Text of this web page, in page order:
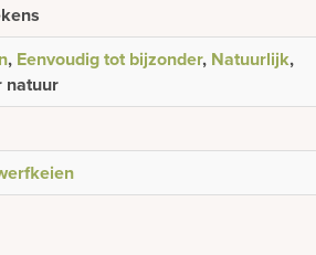
, Eenvoudig tot bijzonder, Natuurlijk,
natuur